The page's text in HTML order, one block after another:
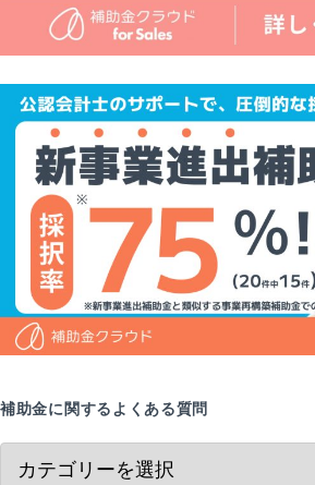
補助金に関するよくある質問